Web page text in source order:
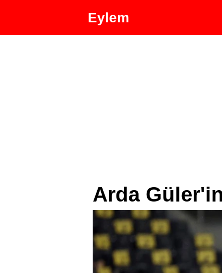
Eylem
Arda